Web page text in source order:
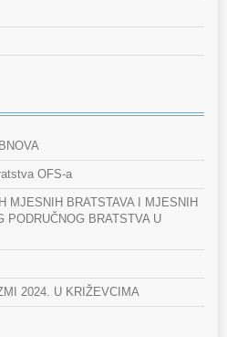
OFS-a
MJESNIH BRATSTAVA I MJESNIH
PODRUČNOG BRATSTVA U
2024. U KRIŽEVCIMA